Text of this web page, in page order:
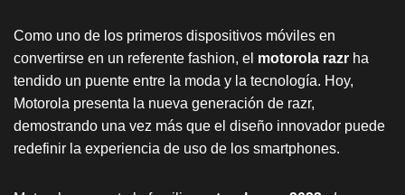
Como uno de los primeros dispositivos móviles en
convertirse en un referente fashion, el motorola razr ha
tendido un puente entre la moda y la tecnología. Hoy,
Motorola presenta la nueva generación de razr,
demostrando una vez más que el diseño innovador puede
redefinir la experiencia de uso de los smartphones.